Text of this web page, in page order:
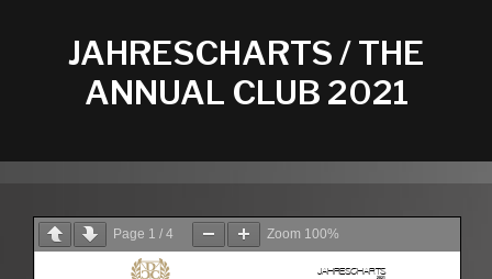
JAHRESCHARTS / THE
ANNUAL CLUB 2021
Page 1 / 4 Zoom 100%